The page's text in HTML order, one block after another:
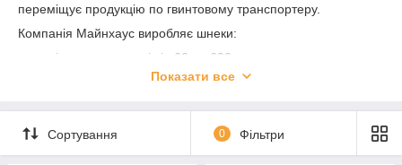
переміщує продукцію по гвинтовому транспортеру.
Компанія Майнхаус виробляє шнеки:
діаметром лопаті від 60 до 600 мм
товщиною пера від 2 до 16 мм
Залежно від сфери застосування, матеріалом для шнека
Показати все
Сортування 0 Фільтри